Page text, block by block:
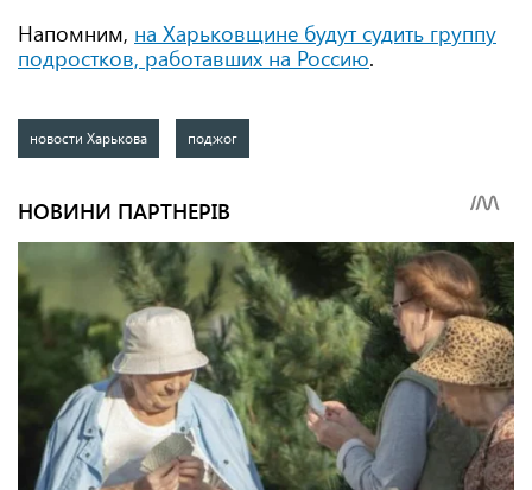
Напомним, на Харьковщине будут судить группу
подростков, работавших на Россию.
новости Харькова поджог